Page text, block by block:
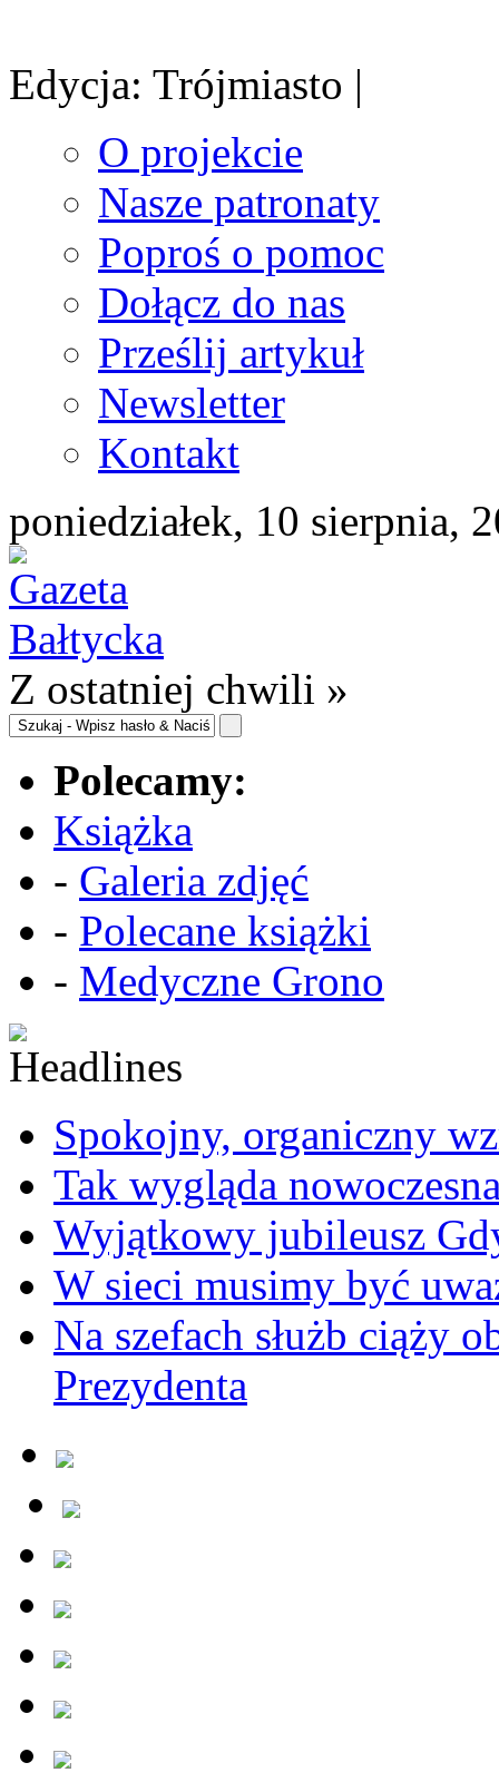
Edycja: Trójmiasto |
O projekcie
Nasze patronaty
Poproś o pomoc
Dołącz do nas
Prześlij artykuł
Newsletter
Kontakt
poniedziałek, 10 sierpnia,
Z ostatniej chwili »
Polecamy:
Książka
- Galeria zdjęć
- Polecane książki
- Medyczne Grono
Spokojny, organiczny
Tak wygląda
Wyjątkowy jubileusz
W sieci musimy być
Na szefach służb ciąży
Prezydenta